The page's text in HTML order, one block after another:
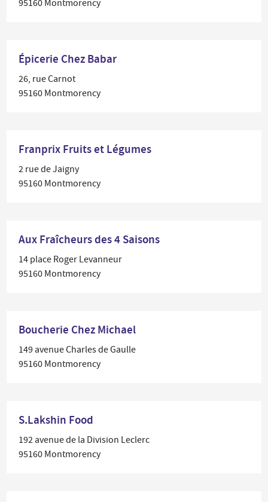
95160 Montmorency
Épicerie Chez Babar
26, rue Carnot
95160 Montmorency
Franprix Fruits et Légumes
2 rue de Jaigny
95160 Montmorency
Aux Fraîcheurs des 4 Saisons
14 place Roger Levanneur
95160 Montmorency
Boucherie Chez Michael
149 avenue Charles de Gaulle
95160 Montmorency
S.Lakshin Food
192 avenue de la Division Leclerc
95160 Montmorency